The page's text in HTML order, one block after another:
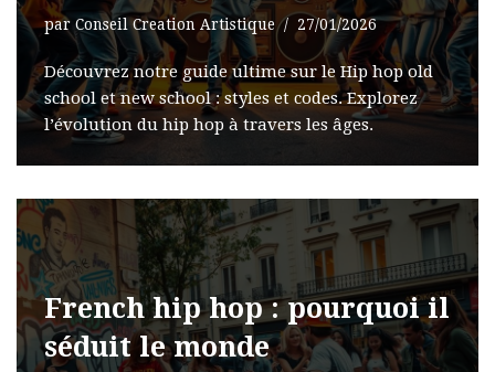
par Conseil Creation Artistique 27/01/2026
Découvrez notre guide ultime sur le Hip hop old
school et new school : styles et codes. Explorez
l’évolution du hip hop à travers les âges.
French hip hop : pourquoi il
séduit le monde